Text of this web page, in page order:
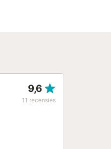
9,6
11 recensies